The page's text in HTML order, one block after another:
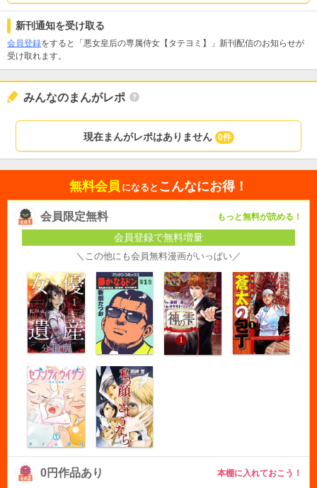
新刊通知を受け取る
会員登録をすると「悪女皇后の専属侍女【タテヨミ】」新刊配信のお知らせが
受け取れます。
みんなのまんがレポ
現在まんがレポはありません 0件
無料会員 になると こんなにお得！
会員限定無料 もっと無料が読める！
会員登録で無料増量
＼この他にも会員無料漫画がいっぱい／
0円作品あり 本棚に入れておこう！